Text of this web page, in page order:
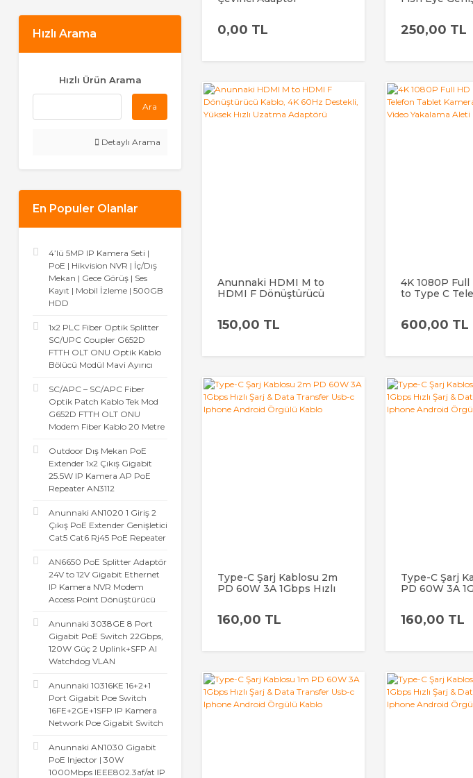
Hızlı Arama
Hızlı Ürün Arama
Ara
Detaylı Arama
En Populer Olanlar
4’lü 5MP IP Kamera Seti |
PoE | Hikvision NVR | İç/Dış
Mekan | Gece Görüş | Ses
Kayıt | Mobil İzleme | 500GB
HDD
1x2 PLC Fiber Optik Splitter
SC/UPC Coupler G652D
FTTH OLT ONU Optik Kablo
Bölücü Modül Mavi Ayırıcı
SC/APC – SC/APC Fiber
Optik Patch Kablo Tek Mod
G652D FTTH OLT ONU
Modem Fiber Kablo 20 Metre
Outdoor Dış Mekan PoE
Extender 1x2 Çıkış Gigabit
25.5W IP Kamera AP PoE
Repeater AN3112
Anunnaki AN1020 1 Giriş 2
Çıkış PoE Extender Genişletici
Cat5 Cat6 Rj45 PoE Repeater
AN6650 PoE Splitter Adaptör
24V to 12V Gigabit Ethernet
IP Kamera NVR Modem
Access Point Dönüştürücü
Anunnaki 3038GE 8 Port
Gigabit PoE Switch 22Gbps,
120W Güç 2 Uplink+SFP AI
Watchdog VLAN
Anunnaki 10316KE 16+2+1
Port Gigabit Poe Switch
16FE+2GE+1SFP IP Kamera
Network Poe Gigabit Switch
Anunnaki AN1030 Gigabit
PoE Injector | 30W
1000Mbps IEEE802.3af/at IP
Projeksiyon
0,00 TL
Android
250,00 TL
Anunnaki HDMI M to
HDMI F Dönüştürücü
Adaptörü
150,00 TL
4K 1080P
to Type C
600,00 TL
Type-C Şarj Kablosu 2m
PD 60W 3A 1Gbps Hızlı
Kablo
160,00 TL
Type-C Şarj
PD 60W 3A
Kablo
160,00 TL